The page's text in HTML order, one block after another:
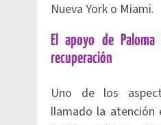
Nueva York o Miami.
El apoyo de
recuperación
Uno de los
llamado la atención